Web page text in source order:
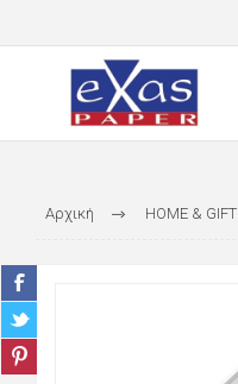
Αρχική HOME & GIFT